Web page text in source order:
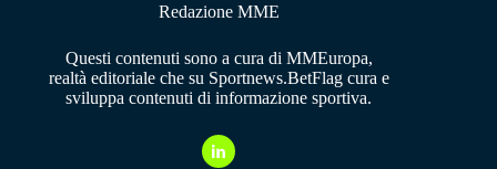
Redazione MME
Questi contenuti sono a cura di MMEuropa,
realtà editoriale che su Sportnews.BetFlag cura e
sviluppa contenuti di informazione sportiva.